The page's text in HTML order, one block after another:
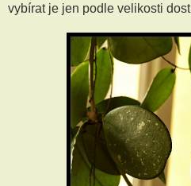
vybírat je jen podle velikosti